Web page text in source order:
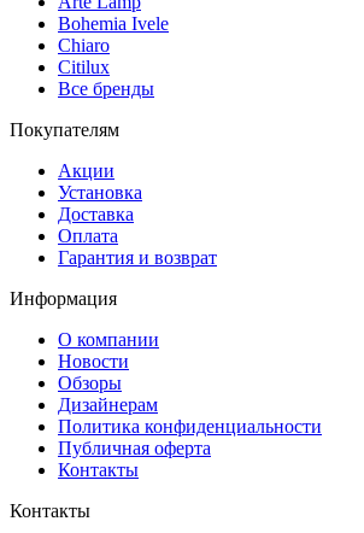
Bohemia Ivele
Chiaro
Citilux
Все бренды
Покупателям
Акции
Установка
Доставка
Оплата
Гарантия и возврат
Информация
О компании
Новости
Обзоры
Дизайнерам
Политика конфиденциальности
Публичная оферта
Контакты
Контакты